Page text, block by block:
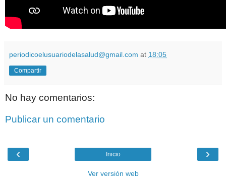
periodicoelusuariodelasalud@gmail.com at 18:05
Compartir
No hay comentarios:
Publicar un comentario
‹ ›
Inicio
Ver versión web